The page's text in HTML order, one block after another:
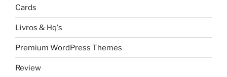
Cards
Livros & Hq's
Premium WordPress Themes
Review